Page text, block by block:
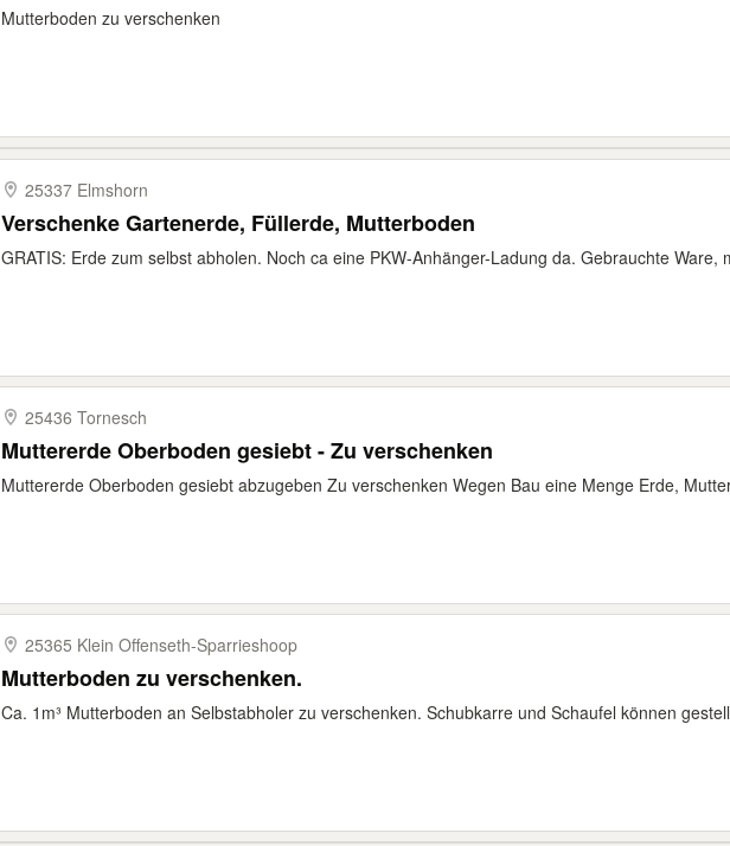
Mutterboden zu verschenken
25337 Elmshorn
Verschenke Gartenerde, Füllerde, Mutterboden
GRATIS: Erde zum selbst abholen. Noch ca eine PKW-Anhänger-Ladung da. Gebrauchte Ware,
25436 Tornesch
Muttererde Oberboden gesiebt - Zu verschenken
Muttererde Oberboden gesiebt abzugeben Zu verschenken Wegen Bau eine Menge Erde,
25365 Klein Offenseth-​Sparrieshoop
Mutterboden zu verschenken.
Ca. 1m³ Mutterboden an Selbstabholer zu verschenken. Schubkarre und Schaufel können